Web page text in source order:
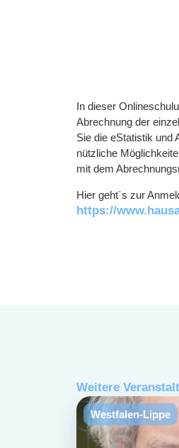
In dieser
Abrechnung der
Sie die eStatistik und
nützliche
mit dem
Hier geht´s zur
https://
Weitere
Westfalen-Lippe